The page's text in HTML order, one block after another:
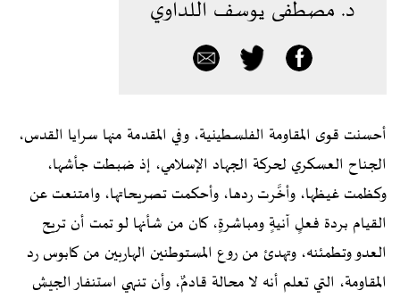
د. مصطفى يوسف اللداوي
أحسنت قوى المقاومة الفلسطينية، وفي المقدمة منها سرايا القدس،
الجناح العسكري لحركة الجهاد الإسلامي، إذ ضبطت جأشها،
وكظمت غيظها، وأخَّرت ردها، وأحكمت تصريحاتها، وامتنعت عن
القيام بردة فعلٍ آنيةٍ ومباشرةٍ، كان من شأنها لو تمت أن تريح
العدو وتطمئنه، وتهدئ من روع المستوطنين الهاربين من كابوس رد
المقاومة، التي تعلم أنه لا محالة قادمٌ، وأن تنهي استنفار الجيش